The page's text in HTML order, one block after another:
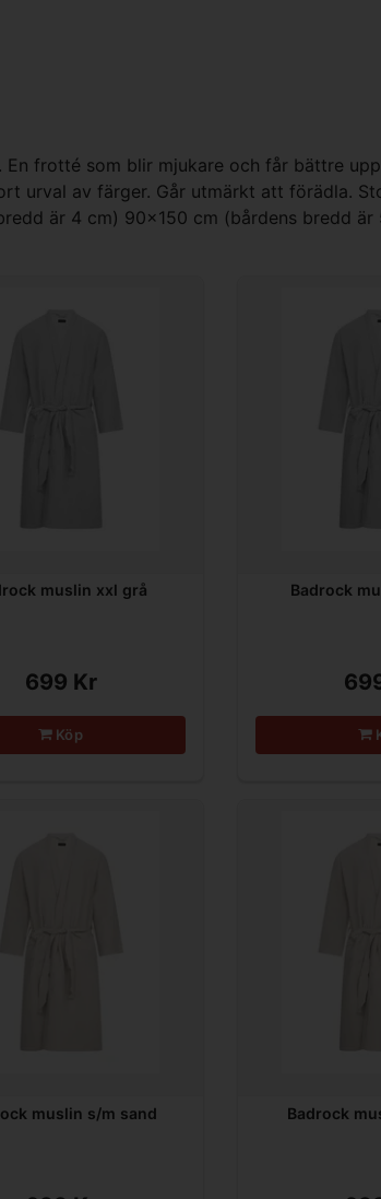
frotté som blir mjukare och får bättre
urval av färger. Går utmärkt att förädla.
är 4 cm) 90x150 cm (bårdens bredd är
muslin xxl grå
699 Kr
Köp
Badrock
muslin s/m sand Badrock